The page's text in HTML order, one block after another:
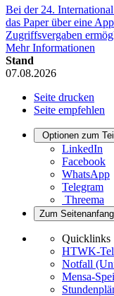
Bei der 24.
das Paper über eine
Zugriffsvergaben
Mehr Informationen
Stand
07.08.2026
Seite drucken
Seite empfehlen
Optionen zum
LinkedIn
Facebook
WhatsApp
Telegram
Threema
Zum Seitenanfang
Quicklinks
HTWK-
Notfall
Mensa-